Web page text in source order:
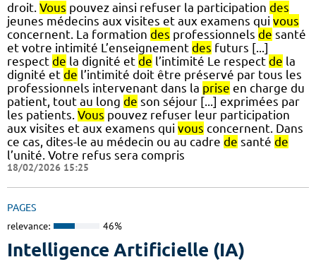
droit. Vous pouvez ainsi refuser la participation des
jeunes médecins aux visites et aux examens qui vous
concernent. La formation des professionnels de santé
et votre intimité L’enseignement des futurs [...]
respect de la dignité et de l’intimité Le respect de la
dignité et de l’intimité doit être préservé par tous les
professionnels intervenant dans la prise en charge du
patient, tout au long de son séjour [...] exprimées par
les patients. Vous pouvez refuser leur participation
aux visites et aux examens qui vous concernent. Dans
ce cas, dites-le au médecin ou au cadre de santé de
l’unité. Votre refus sera compris
18/02/2026 15:25
PAGES
relevance: 46%
Intelligence Artificielle (IA)